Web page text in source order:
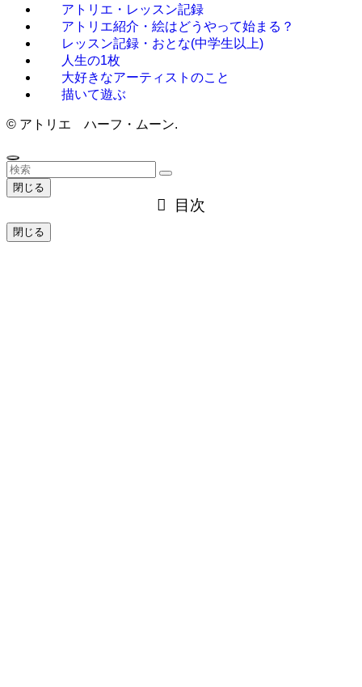
アトリエ・レッスン記録
アトリエ紹介・絵はどうやって始まる？
レッスン記録・おとな(中学生以上)
人生の1枚
大好きなアーティストのこと
描いて遊ぶ
© アトリエ ハーフ・ムーン.
閉じる
目次
閉じる